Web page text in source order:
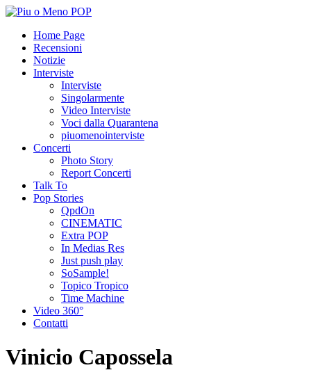
Home Page
Recensioni
Notizie
Interviste
Interviste
Singolarmente
Video Interviste
Voci dalla Quarantena
piuomenointerviste
Concerti
Photo Story
Report Concerti
Talk To
Pop Stories
QpdOn
CINEMATIC
Extra POP
In Medias Res
Just push play
SoSample!
Topico Tropico
Time Machine
Video 360°
Contatti
Vinicio Capossela